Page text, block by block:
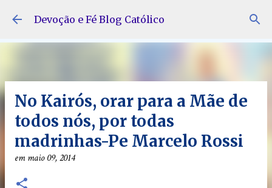
Pular para o conteúdo principal
Devoção e Fé Blog Católico
No Kairós, orar para a Mãe de
todos nós, por todas
madrinhas-Pe Marcelo Rossi
emmaio 09, 2014